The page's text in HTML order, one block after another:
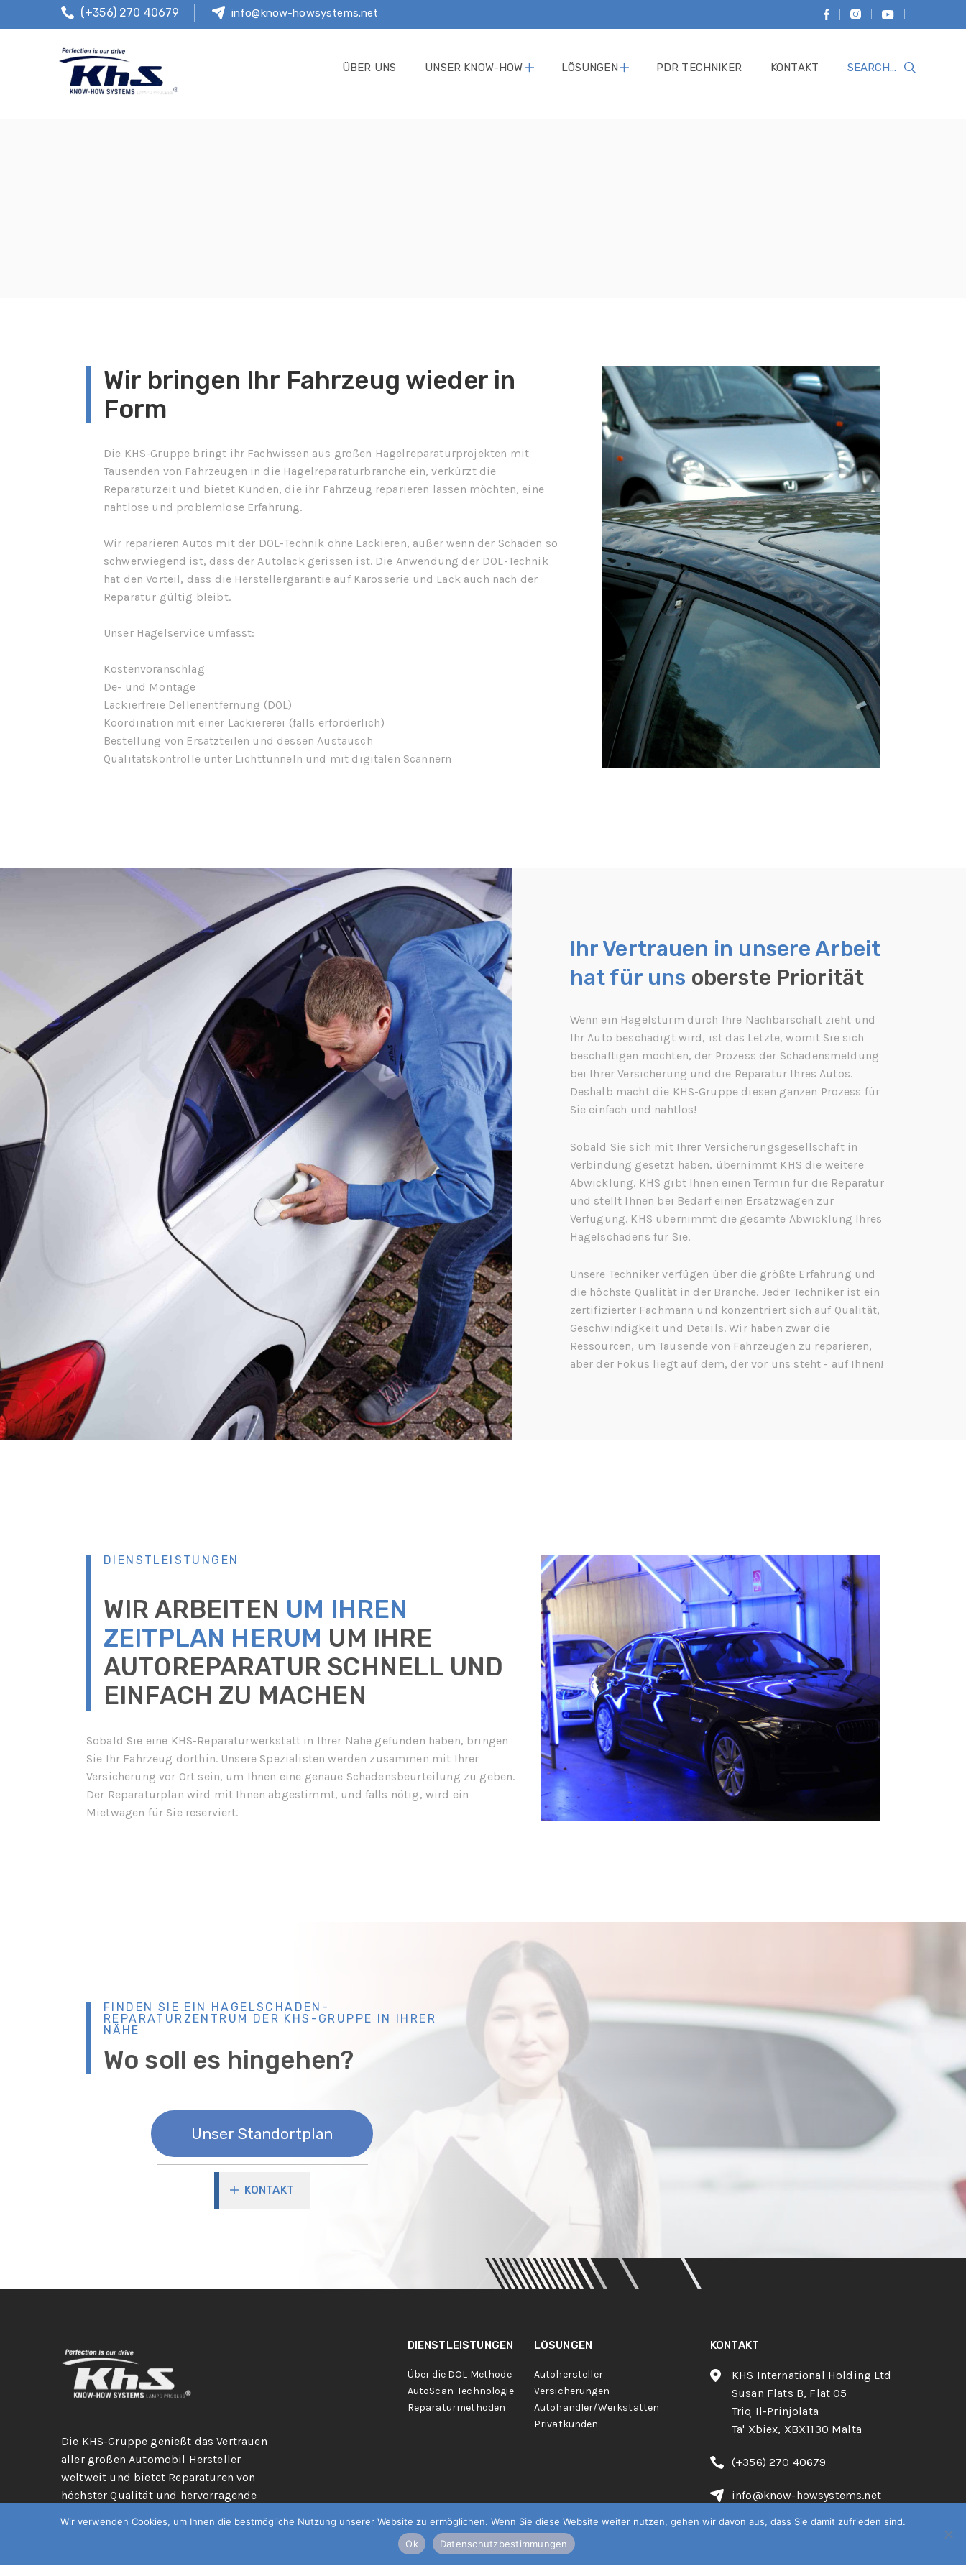
(+356) 270 40679 info@know-howsystems.net
ÜBER UNS UNSER KNOW-HOW LÖSUNGEN PDR TECHNIKER KONTAKT Suche
Wir bringen Ihr Fahrzeug wieder in
Form
Die KHS-Gruppe bringt ihr Fachwissen aus großen Hagelreparaturprojekten mit
Tausenden von Fahrzeugen in die Hagelreparaturbranche ein, verkürzt die
Reparaturzeit und bietet Kunden, die ihr Fahrzeug reparieren lassen möchten, eine
nahtlose und problemlose Erfahrung.
Wir reparieren Autos mit der DOL-Technik ohne Lackieren, außer wenn der Schaden so
schwerwiegend ist, dass der Autolack gerissen ist. Die Anwendung der DOL-Technik
hat den Vorteil, dass die Herstellergarantie auf Karosserie und Lack auch nach der
Reparatur gültig bleibt.
Unser Hagelservice umfasst:
Kostenvoranschlag
De- und Montage
Lackierfreie Dellenentfernung (DOL)
Koordination mit einer Lackiererei (falls erforderlich)
Bestellung von Ersatzteilen und dessen Austausch
Qualitätskontrolle unter Lichttunneln und mit digitalen Scannern
Ihr Vertrauen in unsere Arbeit
hat für uns oberste Priorität
Wenn ein Hagelsturm durch Ihre Nachbarschaft zieht und
Ihr Auto beschädigt wird, ist das Letzte, womit Sie sich
beschäftigen möchten, der Prozess der Schadensmeldung
bei Ihrer Versicherung und die Reparatur Ihres Autos.
Deshalb macht die KHS-Gruppe diesen ganzen Prozess für
Sie einfach und nahtlos!
Sobald Sie sich mit Ihrer Versicherungsgesellschaft in
Verbindung gesetzt haben, übernimmt KHS die weitere
Abwicklung. KHS gibt Ihnen einen Termin für die Reparatur
und stellt Ihnen bei Bedarf einen Ersatzwagen zur
Verfügung. KHS übernimmt die gesamte Abwicklung Ihres
Hagelschadens für Sie.
Unsere Techniker verfügen über die größte Erfahrung und
die höchste Qualität in der Branche. Jeder Techniker ist ein
zertifizierter Fachmann und konzentriert sich auf Qualität,
Geschwindigkeit und Details. Wir haben zwar die
Ressourcen, um Tausende von Fahrzeugen zu reparieren,
aber der Fokus liegt auf dem, der vor uns steht - auf Ihnen!
DIENSTLEISTUNGEN
WIR ARBEITEN UM IHREN
ZEITPLAN HERUM UM IHRE
AUTOREPARATUR SCHNELL UND
EINFACH ZU MACHEN
Sobald Sie eine KHS-Reparaturwerkstatt in Ihrer Nähe gefunden haben, bringen
Sie Ihr Fahrzeug dorthin. Unsere Spezialisten werden zusammen mit Ihrer
Versicherung vor Ort sein, um Ihnen eine genaue Schadensbeurteilung zu geben.
Der Reparaturplan wird mit Ihnen abgestimmt, und falls nötig, wird ein
Mietwagen für Sie reserviert.
FINDEN SIE EIN HAGELSCHADEN-
REPARATURZENTRUM DER KHS-GRUPPE IN IHRER
NÄHE
Wo soll es hingehen?
Unser Standortplan
KONTAKT
Die KHS-Gruppe genießt das Vertrauen
aller großen Automobil Hersteller
weltweit und bietet Reparaturen von
höchster Qualität und hervorragende
Hagelreparaturunternehmen in der
DIENSTLEISTUNGEN
Über die DOL Methode
AutoScan-Technologie
Reparaturmethoden
LÖSUNGEN
Autohersteller
Versicherungen
Autohändler/Werkstätten
Privatkunden
KONTAKT
KHS International Holding Ltd
Susan Flats B, Flat 05
Triq Il-Prinjolata
Ta' Xbiex, XBX1130 Malta
(+356) 270 40679
info@know-howsystems.net
Wir verwenden Cookies, um Ihnen die bestmögliche Nutzung unserer Website zu ermöglichen. Wenn Sie diese Website weiter nutzen, gehen wir davon aus, dass Sie damit zufrieden sind.
Ok
Datenschutzbestimmungen